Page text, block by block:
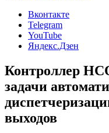
Вконтакте
Telegram
YouTube
Яндекс.Дзен
Контроллер
задачи
выходов